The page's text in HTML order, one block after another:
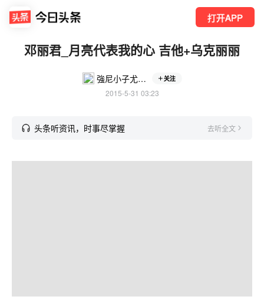
打开APP
邓丽君_月亮代表我的心 吉他+乌克丽丽
強尼小子尤克里里 关注
2015-5-31 03:23
头条听资讯，时事尽掌握 去听全文